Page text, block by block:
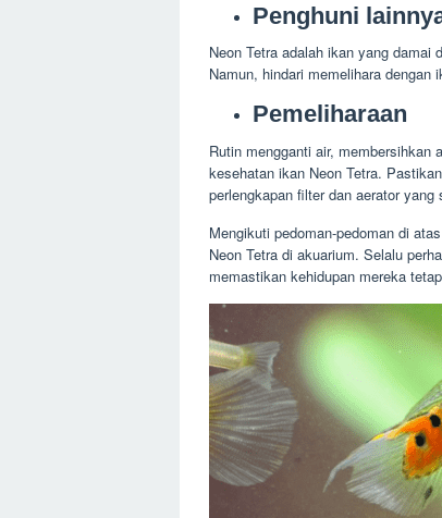
Penghuni
Neon Tetra adalah ikan yang
Namun, hindari memelihara dengan
Pemeliharaan
Rutin mengganti air, membersihkan
kesehatan ikan Neon Tetra.
perlengkapan filter dan aerator yang
Mengikuti pedoman-pedoman di
Neon Tetra di akuarium. Selalu
memastikan kehidupan mereka